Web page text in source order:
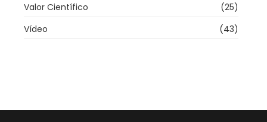
Valor Científico
(25)
Vídeo
(43)